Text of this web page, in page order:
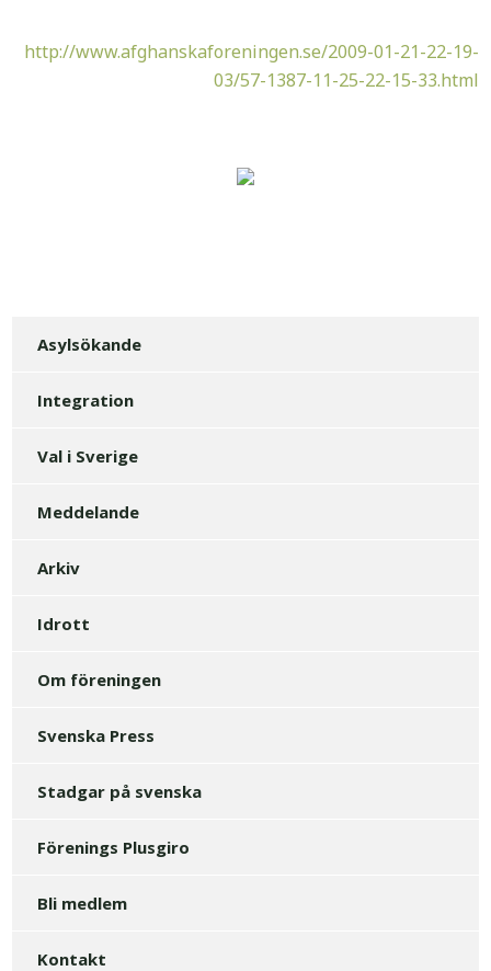
http://www.afghanskaforeningen.se/2009-01-21-22-19-
03/57-1387-11-25-22-15-33.html
Asylsökande
Integration
Val i Sverige
Meddelande
Arkiv
Idrott
Om föreningen
Svenska Press
Stadgar på svenska
Förenings Plusgiro
Bli medlem
Kontakt